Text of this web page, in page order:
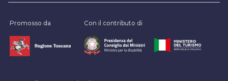
Promosso da Con il contributo di